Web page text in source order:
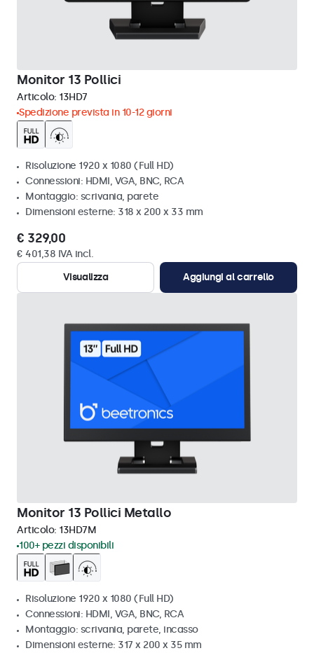
Monitor 13 Pollici
Articolo: 13HD7
Spedizione prevista in 10-12 giorni
Risoluzione 1920 x 1080 (Full HD)
Connessioni: HDMI, VGA, BNC, RCA
Montaggio: scrivania, parete
Dimensioni esterne: 318 x 200 x 33 mm
€ 329,00
€ 401,38 IVA incl.
Visualizza
Aggiungi al carrello
Monitor 13 Pollici Metallo
Articolo: 13HD7M
100+ pezzi disponibili
Risoluzione 1920 x 1080 (Full HD)
Connessioni: HDMI, VGA, BNC, RCA
Montaggio: scrivania, parete, incasso
Dimensioni esterne: 317 x 200 x 35 mm